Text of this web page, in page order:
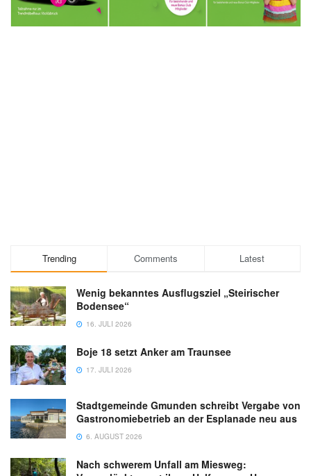
Trending Comments Latest
Wenig bekanntes Ausflugsziel „Steirischer
Bodensee“
16. JULI 2026
Boje 18 setzt Anker am Traunsee
17. JULI 2026
Stadtgemeinde Gmunden schreibt Vergabe von
Gastronomiebetrieb an der Esplanade neu aus
6. AUGUST 2026
Nach schwerem Unfall am Miesweg: